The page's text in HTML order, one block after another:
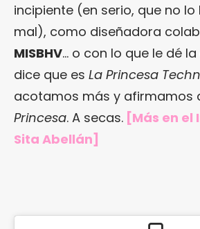
incipiente (en serio, que no
mal), como diseñadora
MISBHV… o con lo que le dé
dice que es La Princesa
acotamos más y afirmamos
Princesa. A secas. [Más en el
Sita Abellán]